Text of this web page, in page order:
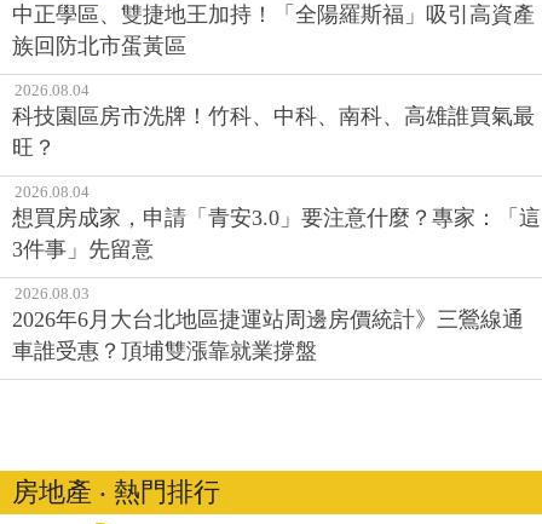
中正學區、雙捷地王加持！「全陽羅斯福」吸引高資產
族回防北市蛋黃區
2026.08.04
科技園區房市洗牌！竹科、中科、南科、高雄誰買氣最
旺？
2026.08.04
想買房成家，申請「青安3.0」要注意什麼？專家：「這
3件事」先留意
2026.08.03
2026年6月大台北地區捷運站周邊房價統計》三鶯線通
車誰受惠？頂埔雙漲靠就業撐盤
房地產 ‧ 熱門排行